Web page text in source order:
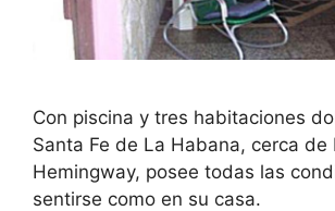
Con piscina y tres habitaciones
Santa Fe de La Habana, cerca de
Hemingway, posee todas las
sentirse como en su casa.